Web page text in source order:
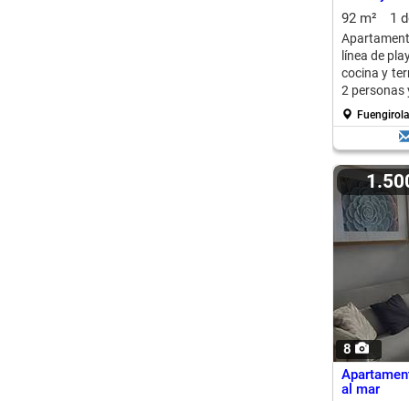
92 m²
1
línea de
cocina y
2 personas
8
al mar